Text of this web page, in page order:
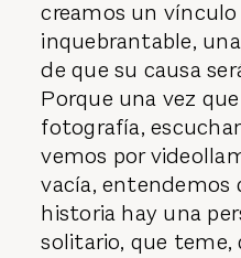
creamos un
inquebrantable,
de que su causa
Porque una vez
fotografía,
vemos por
vacía, entendemos
historia hay una
solitario, que teme,